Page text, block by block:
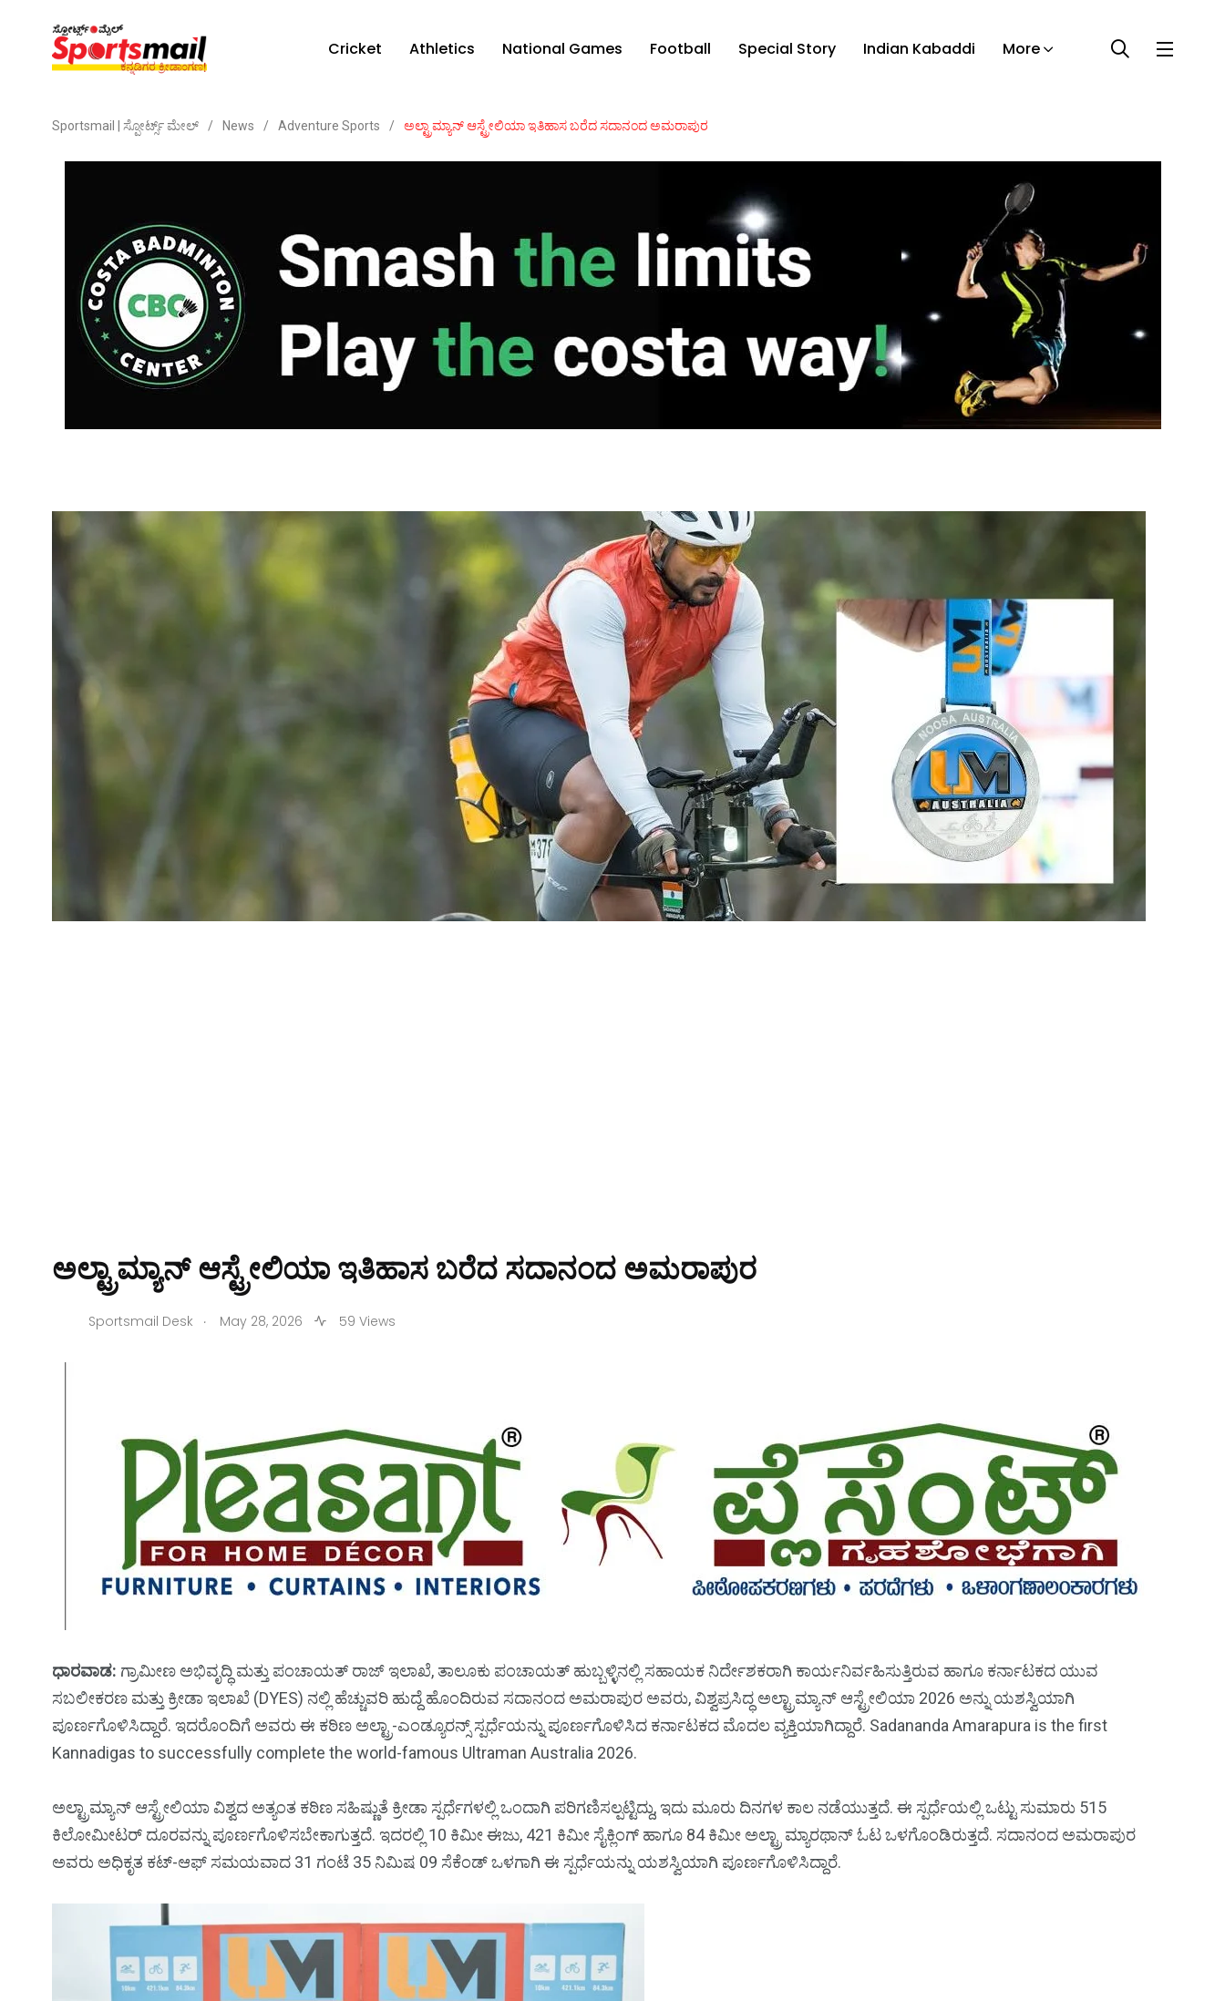
Cricket Athletics National Games Football Special Story Indian Kabaddi More
Sportsmail | ಸ್ಪೋರ್ಟ್ಸ್ ಮೇಲ್ / News / Adventure Sports / ಅಲ್ಟ್ರಾಮ್ಯಾನ್ ಆಸ್ಟ್ರೇಲಿಯಾ ಇತಿಹಾಸ ಬರೆದ ಸದಾನಂದ ಅಮರಾಪುರ
ಅಲ್ಟ್ರಾಮ್ಯಾನ್ ಆಸ್ಟ್ರೇಲಿಯಾ ಇತಿಹಾಸ ಬರೆದ ಸದಾನಂದ ಅಮರಾಪುರ
Sportsmail Desk . May 28, 2026 59 Views
ಧಾರವಾಡ: ಗ್ರಾಮೀಣ ಅಭಿವೃದ್ಧಿ ಮತ್ತು ಪಂಚಾಯತ್ ರಾಜ್ ಇಲಾಖೆ, ತಾಲೂಕು ಪಂಚಾಯತ್ ಹುಬ್ಬಳ್ಳಿ‌ನಲ್ಲಿ ಸಹಾಯಕ ನಿರ್ದೇಶಕರಾಗಿ ಕಾರ್ಯನಿರ್ವಹಿಸುತ್ತಿರುವ ಹಾಗೂ ಕರ್ನಾಟಕದ ಯುವ
ಸಬಲೀಕರಣ ಮತ್ತು ಕ್ರೀಡಾ ಇಲಾಖೆ (DYES) ನಲ್ಲಿ ಹೆಚ್ಚುವರಿ ಹುದ್ದೆ ಹೊಂದಿರುವ ಸದಾನಂದ ಅಮರಾಪುರ ಅವರು, ವಿಶ್ವಪ್ರಸಿದ್ಧ ಅಲ್ಟ್ರಾಮ್ಯಾನ್ ಆಸ್ಟ್ರೇಲಿಯಾ 2026 ಅನ್ನು ಯಶಸ್ವಿಯಾಗಿ
ಪೂರ್ಣಗೊಳಿಸಿದ್ದಾರೆ. ಇದರೊಂದಿಗೆ ಅವರು ಈ ಕಠಿಣ ಅಲ್ಟ್ರಾ-ಎಂಡ್ಯೂರನ್ಸ್ ಸ್ಪರ್ಧೆಯನ್ನು ಪೂರ್ಣಗೊಳಿಸಿದ ಕರ್ನಾಟಕದ ಮೊದಲ ವ್ಯಕ್ತಿಯಾಗಿದ್ದಾರೆ. Sadananda Amarapura is the first
Kannadigas to successfully complete the world-famous Ultraman Australia 2026.
ಅಲ್ಟ್ರಾಮ್ಯಾನ್ ಆಸ್ಟ್ರೇಲಿಯಾ ವಿಶ್ವದ ಅತ್ಯಂತ ಕಠಿಣ ಸಹಿಷ್ಣುತೆ ಕ್ರೀಡಾ ಸ್ಪರ್ಧೆಗಳಲ್ಲಿ ಒಂದಾಗಿ ಪರಿಗಣಿಸಲ್ಪಟ್ಟಿದ್ದು, ಇದು ಮೂರು ದಿನಗಳ ಕಾಲ ನಡೆಯುತ್ತದೆ. ಈ ಸ್ಪರ್ಧೆಯಲ್ಲಿ ಒಟ್ಟು ಸುಮಾರು 515
ಕಿಲೋಮೀಟರ್ ದೂರವನ್ನು ಪೂರ್ಣಗೊಳಿಸಬೇಕಾಗುತ್ತದೆ. ಇದರಲ್ಲಿ 10 ಕಿಮೀ ಈಜು, 421 ಕಿಮೀ ಸೈಕ್ಲಿಂಗ್ ಹಾಗೂ 84 ಕಿಮೀ ಅಲ್ಟ್ರಾ ಮ್ಯಾರಥಾನ್ ಓಟ ಒಳಗೊಂಡಿರುತ್ತದೆ. ಸದಾನಂದ ಅಮರಾಪುರ
ಅವರು ಅಧಿಕೃತ ಕಟ್-ಆಫ್ ಸಮಯವಾದ 31 ಗಂಟೆ 35 ನಿಮಿಷ 09 ಸೆಕೆಂಡ್ ಒಳಗಾಗಿ ಈ ಸ್ಪರ್ಧೆಯನ್ನು ಯಶಸ್ವಿಯಾಗಿ ಪೂರ್ಣಗೊಳಿಸಿದ್ದಾರೆ.